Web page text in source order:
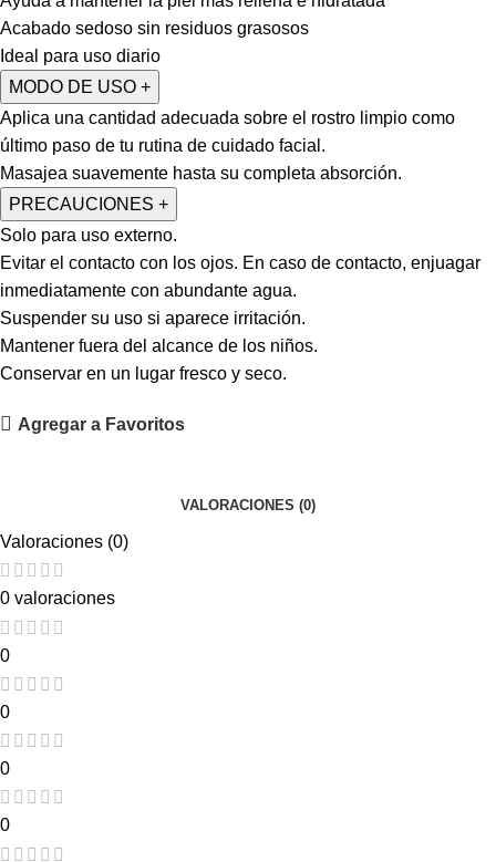
Acabado sedoso sin residuos grasosos
Ideal para uso diario
MODO DE USO +
Aplica una cantidad adecuada sobre el rostro limpio como
último paso de tu rutina de cuidado facial.
Masajea suavemente hasta su completa absorción.
PRECAUCIONES +
Solo para uso externo.
Evitar el contacto con los ojos. En caso de contacto, enjuagar
inmediatamente con abundante agua.
Suspender su uso si aparece irritación.
Mantener fuera del alcance de los niños.
Conservar en un lugar fresco y seco.
Agregar a Favoritos
VALORACIONES (0)
Valoraciones (0)
0 valoraciones
0
0
0
0